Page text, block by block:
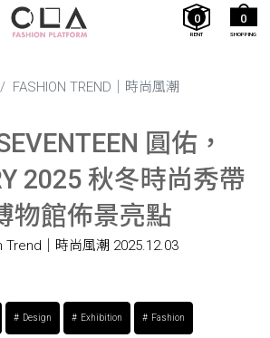
SHOPPING
0
RENT
0
FASHION TREND｜時尚風潮
圓佑，
2025 秋冬時尚秀帶
物館佈景亮點
Trend｜時尚風潮 2025.12.03
Design Exhibition Fashion